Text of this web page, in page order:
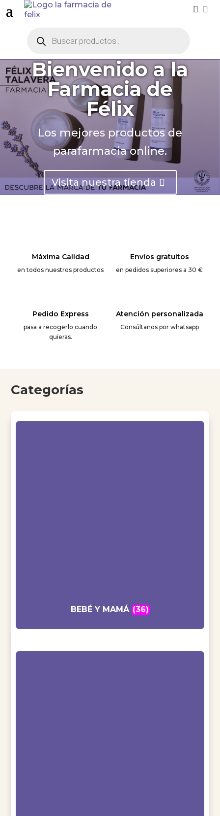
 
productos
Bienvenido a la
Farmacia de
Félix
Los mejores productos de
parafarmacia online.
Visita nuestra tienda
Máxima Calidad
en todos nuestros productos
Envíos gratuitos
en pedidos superiores a 30 €
Pedido Express
pasa a recogerlo cuando
quieras.
Atención personalizada
Consúltanos por whatsapp
Categorías
BEBÉ Y MAMÁ (36)